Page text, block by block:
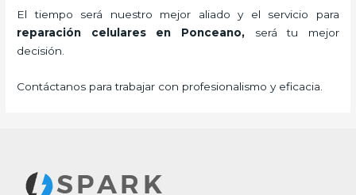
El tiempo será nuestro mejor aliado y el servicio para
reparación celulares
en Ponceano, será tu mejor
decisión.
Contáctanos para trabajar con profesionalismo y eficacia.